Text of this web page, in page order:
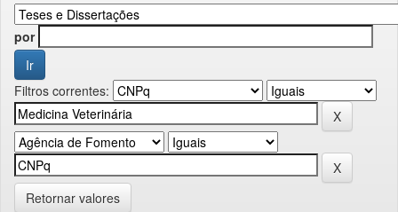
por
Filtros correntes:
Retornar valores